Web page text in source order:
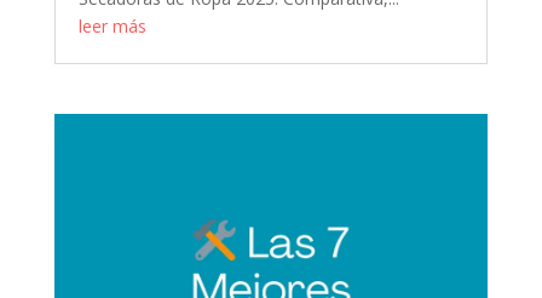
leer más